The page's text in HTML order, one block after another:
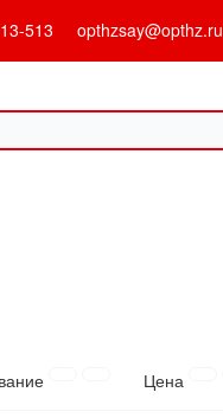
513 opthzsay@opthz.ru
Цена